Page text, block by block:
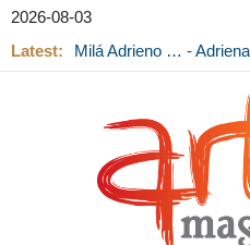
2026-08-03
Latest:
Milá Adrieno … -